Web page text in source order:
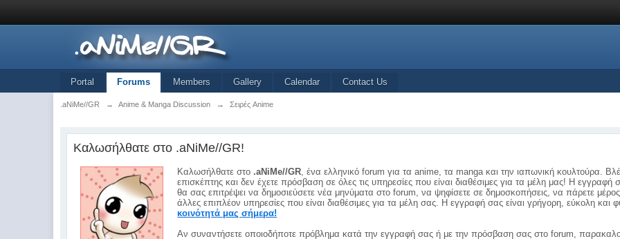
Portal Forums Members Gallery Calendar Contact Us
.aNiMe//GR → Anime & Manga Discussion → Σειρές Anime
Καλωσήλθατε στο .aNiMe//GR!
Καλωσήλθατε στο .aNiMe//GR, ένα ελληνικό forum για τα anime, τα manga και την ιαπωνική κουλτούρα.
επισκέπτης και δεν έχετε πρόσβαση σε όλες τις υπηρεσίες που είναι διαθέσιμες για τα μέλη μας! Η εγγραφή
θα σας επιτρέψει να δημοσιεύσετε νέα μηνύματα στο forum, να ψηφίσετε σε δημοσκοπήσεις, να πάρετε
άλλες επιπλέον υπηρεσίες που είναι διαθέσιμες για τα μέλη σας. Η εγγραφή σας είναι γρήγορη, εύκολη και
κοινότητά μας σήμερα!
Αν συναντήσετε οποιοδήποτε πρόβλημα κατά την εγγραφή σας ή με την πρόσβαση σας στο forum,